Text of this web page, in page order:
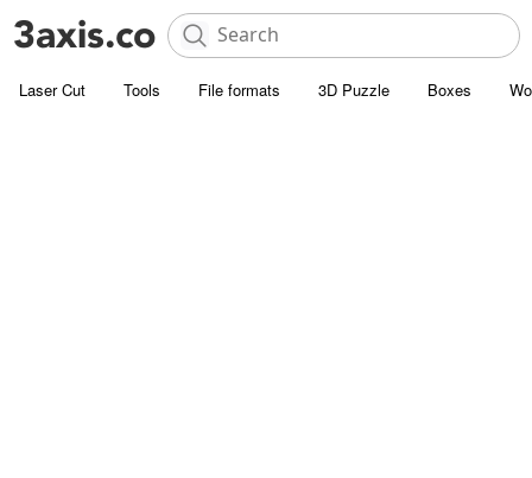
Laser Cut Tools File formats 3D Puzzle Boxes